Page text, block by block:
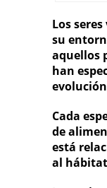
Los
su
aquellos
han
Cada
de
está
al